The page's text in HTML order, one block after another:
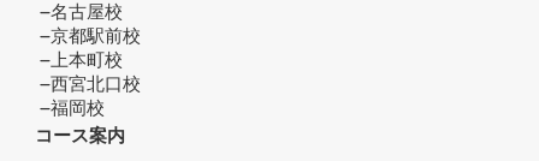
名古屋校
京都駅前校
上本町校
西宮北口校
福岡校
コース案内